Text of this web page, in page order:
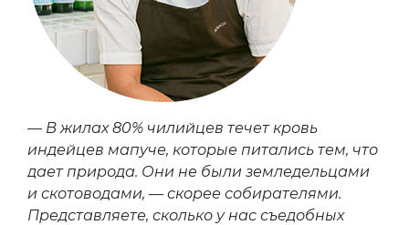
— В жилах 80% чилийцев течет кровь
индейцев мапуче, которые питались тем, что
дает природа. Они не были земледельцами
и скотоводами, — скорее собирателями.
Представляете, сколько у нас съедобных